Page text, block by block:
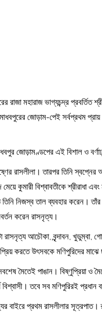
রাজা মহারাজ ভাগ্যচন্দ্র প্রবর্তিত
মাধবপুরের জোড়াম-পেই সর্বপ্রথম‌
জোড়ামণ্ডপের এই বিশাল ও
রাসলীলা। তারপর তিনি
কুমারী বিশ্বাবতীকে শ্রীরাধা এবং
তিনি নিজস্ব তাল ব্যবহার করেন।
করেন রাসনৃত্য।
আচৌকা, বৃন্দাবন, খুডুম্বা,
করতে উৎসবকে মণিপুরিদের মাঝে
মৈতেই পাঙান। বিষ্ণুপ্রিয়া ও
তবে সব মণিপুরিরই প্রধান
বাইরে প্রথম রাসলীলার